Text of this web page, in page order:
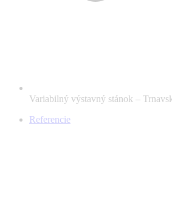
Variabilný výstavný stánok –
Referencie